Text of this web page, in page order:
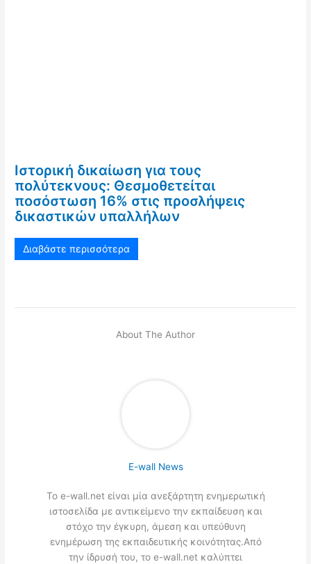
Ιστορική δικαίωση για τους
πολύτεκνους: Θεσμοθετείται
ποσόστωση 16% στις προσλήψεις
δικαστικών υπαλλήλων
Διαβάστε περισσότερα
About The Author
E-wall News
Το e-wall.net είναι μία ανεξάρτητη ενημερωτική
ιστοσελίδα με αντικείμενο την εκπαίδευση και
στόχο την έγκυρη, άμεση και υπεύθυνη
ενημέρωση της εκπαιδευτικής κοινότητας.Από
την ίδρυσή του, το e-wall.net καλύπτει